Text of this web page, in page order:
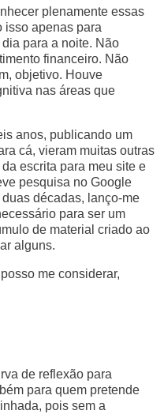
plenamente essas
isso apenas para
para a noite. Não
financeiro. Não
objetivo. Houve
nas áreas que
anos, publicando um
cá, vieram muitas outras
escrita para meu site e
pesquisa no Google
décadas, lanço-me
para ser um
de material criado ao
alguns.
me considerar,
de reflexão para
para quem pretende
pois sem a